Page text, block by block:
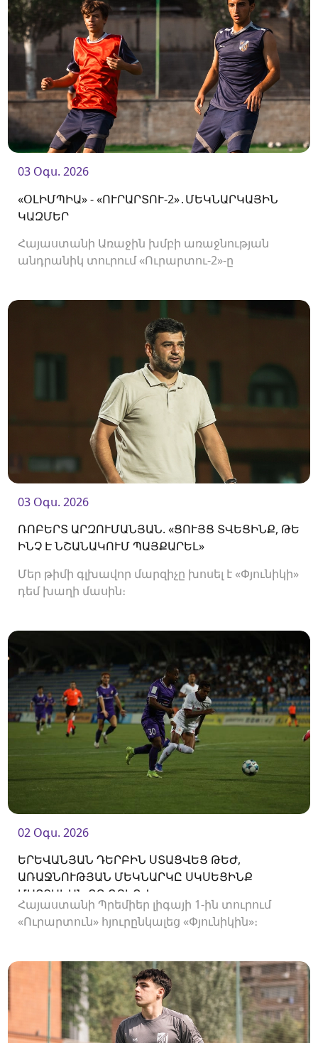
03 Օգս. 2026
«ՕԼԻՄՊԻԱ» - «ՈՒՐԱՐՏՈՒ-2»․ՄԵԿՆԱՐԿԱՅԻՆ
ԿԱԶՄԵՐ
Հայաստանի Առաջին խմբի առաջնության
անդրանիկ տուրում «Ուրարտու-2»-ը
03 Օգս. 2026
ՌՈԲԵՐՏ ԱՐԶՈՒՄԱՆՅԱՆ. «ՑՈՒՅՑ ՏՎԵՑԻՆՔ, ԹԵ
ԻՆՉ Է ՆՇԱՆԱԿՈՒՄ ՊԱՅՔԱՐԵԼ»
Մեր թիմի գլխավոր մարզիչը խոսել է «Փյունիկի»
դեմ խաղի մասին։
02 Օգս. 2026
ԵՐԵՎԱՆՅԱՆ ԴԵՐԲԻՆ ՍՏԱՑՎԵՑ ԹԵԺ,
ԱՌԱՋՆՈՒԹՅԱՆ ՄԵԿՆԱՐԿԸ ՍԿՍԵՑԻՆՔ
ՄԱՐՏԱԿԱՆ ՈՉ-ՈՔԻՈՎ
Հայաստանի Պրեմիեր լիգայի 1-ին տուրում
«Ուրարտուն» հյուրընկալեց «Փյունիկին»։